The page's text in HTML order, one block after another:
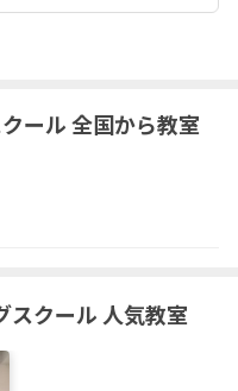
ール 全国から教室
スクール 人気教室